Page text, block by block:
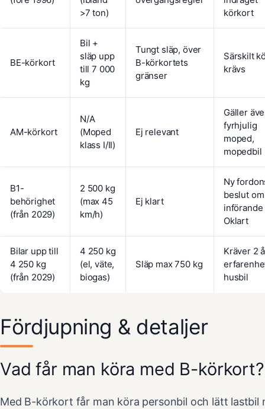
>7 ton)
körkort
BE-körkort
Bil +
släp upp
till 7 000
kg
Tungt släp, över
B-körkortets
gränser
Särskilt
krävs
AM-körkort
N/A
(Moped
klass I/II)
Ej relevant
Gäller
fyrhjulig
moped,
mopedbil
B1-
behörighet
(från 2029)
2 500 kg
(max 45
km/h)
Ej klart
Ny
beslut om
införande
Oklart
Bilar upp till
4 250 kg
(från 2029)
4 250 kg
(el, väte,
biogas)
Släp max 750 kg
Kräver 2
husbil
Fördjupning & detaljer
Vad får man köra med B-körkort?
Med B-körkort får man köra personbil och lätt lastbil